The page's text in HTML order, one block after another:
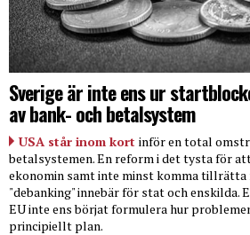
Sverige är inte ens ur
av bank- och betalsystem
USA står inom kort inför en total
betalsystemen. En reform i det tysta för
ekonomin samt inte minst komma tillrätta
"debanking" innebär för stat och enskilda.
EU inte ens börjat formulera hur
principiellt plan.